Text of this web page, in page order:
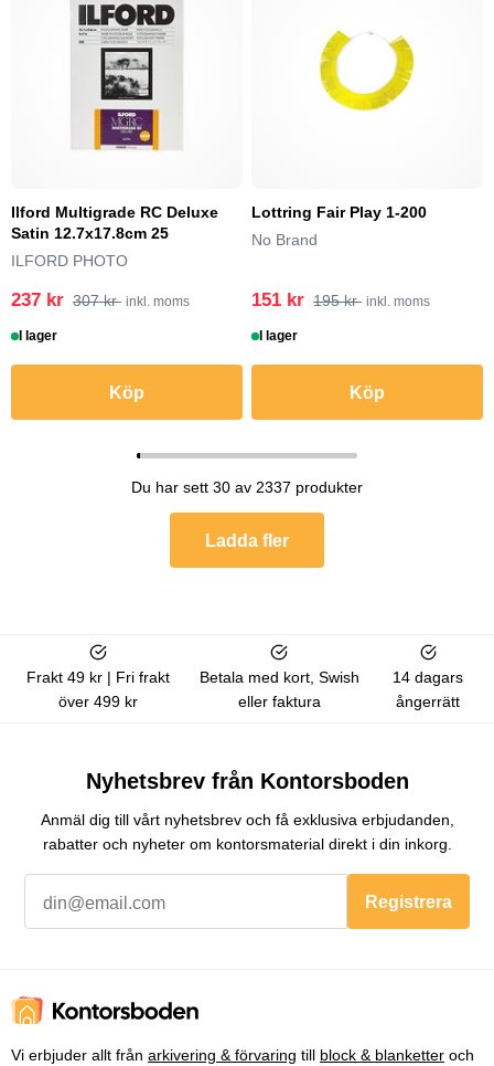
Ilford Multigrade RC Deluxe
Satin 12.7x17.8cm 25
ILFORD PHOTO
237 kr 307 kr inkl. moms
I lager
Köp
Lottring Fair Play 1-200
No Brand
151 kr 195 kr inkl. moms
I lager
Köp
Du har sett 30 av 2337 produkter
Ladda fler
Frakt 49 kr | Fri frakt
över 499 kr
Betala med kort, Swish
eller faktura
14 dagars
ångerrätt
Nyhetsbrev från Kontorsboden
Anmäl dig till vårt nyhetsbrev och få exklusiva erbjudanden,
rabatter och nyheter om kontorsmaterial direkt i din inkorg.
Registrera
Vi erbjuder allt från arkivering & förvaring till block & blanketter och